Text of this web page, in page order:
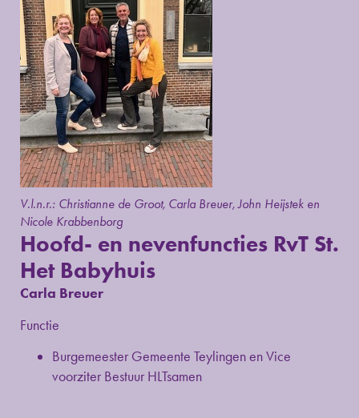
V.l.n.r.: Christianne de Groot, Carla Breuer, John Heijstek en
Nicole Krabbenborg
Hoofd- en nevenfuncties RvT St.
Het Babyhuis
Carla Breuer
Functie
Burgemeester Gemeente Teylingen en Vice
voorziter Bestuur HLTsamen